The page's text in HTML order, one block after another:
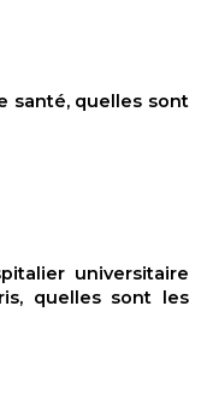
santé, quelles sont
universitaire
quelles sont les